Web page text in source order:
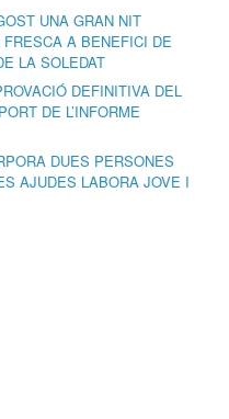
UNA GRAN NIT
A BENEFICI DE
LA SOLEDAT
DEFINITIVA DEL
DE L’INFORME
DUES PERSONES
AJUDES LABORA JOVE I